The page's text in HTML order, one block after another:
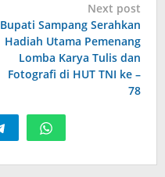
Next post
Bupati Sampang Serahkan
Hadiah Utama Pemenang
Lomba Karya Tulis dan
Fotografi di HUT TNI ke –
78